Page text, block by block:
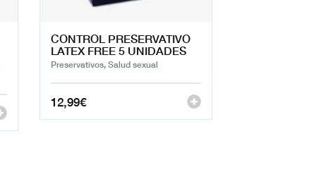
CONTROL PRESERVATIVO
LATEX FREE 5 UNIDADES
Preservativos, Salud sexual
12,99€